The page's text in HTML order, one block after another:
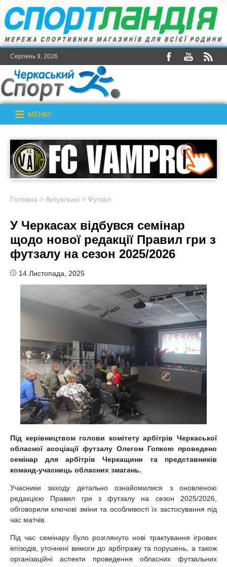
Серпень 9, 2026
МЕНЮ
Головна > Актуально > Футзал
У Черкасах відбувся семінар
щодо нової редакції Правил гри з
футзалу на сезон 2025/2026
14 Листопада, 2025
Під керівництвом голови комітету арбітрів Черкаської
обласної асоціації футзалу Олегом Гопкою проведено
семінар для арбітрів Черкащини та представників
команд-учасниць обласних змагань.
Учасники заходу детально ознайомилися з оновленою
редакцією Правил гри з футзалу на сезон 2025/2026,
обговорили ключові зміни та особливості їх застосування під
час матчів.
Під час семінару було розглянуто нові трактування ігрових
епізодів, уточнені вимоги до арбітражу та порушень, а також
організаційні аспекти проведення обласних футзальних